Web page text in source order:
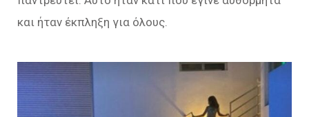
και ήταν έκπληξη για όλους.